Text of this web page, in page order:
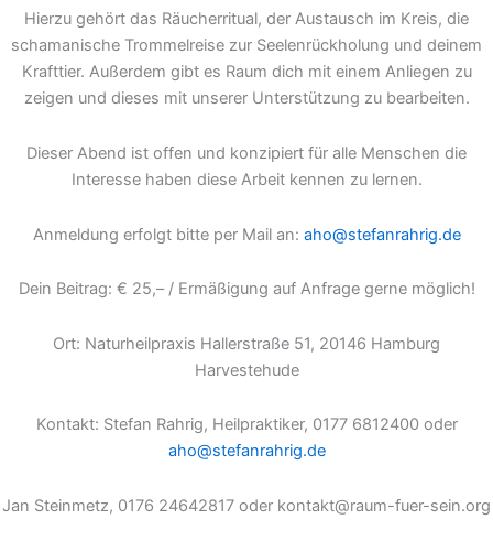
Hierzu gehört das Räucherritual, der Austausch im Kreis, die
schamanische Trommelreise zur Seelenrückholung und deinem
Krafttier. Außerdem gibt es Raum dich mit einem Anliegen zu
zeigen und dieses mit unserer Unterstützung zu bearbeiten.
Dieser Abend ist offen und konzipiert für alle Menschen die
Interesse haben diese Arbeit kennen zu lernen.
Anmeldung erfolgt bitte per Mail an: aho@stefanrahrig.de
Dein Beitrag: € 25,– / Ermäßigung auf Anfrage gerne möglich!
Ort: Naturheilpraxis Hallerstraße 51, 20146 Hamburg
Harvestehude
Kontakt: Stefan Rahrig, Heilpraktiker, 0177 6812400 oder
aho@stefanrahrig.de
Jan Steinmetz, 0176 24642817 oder kontakt@raum-fuer-sein.org